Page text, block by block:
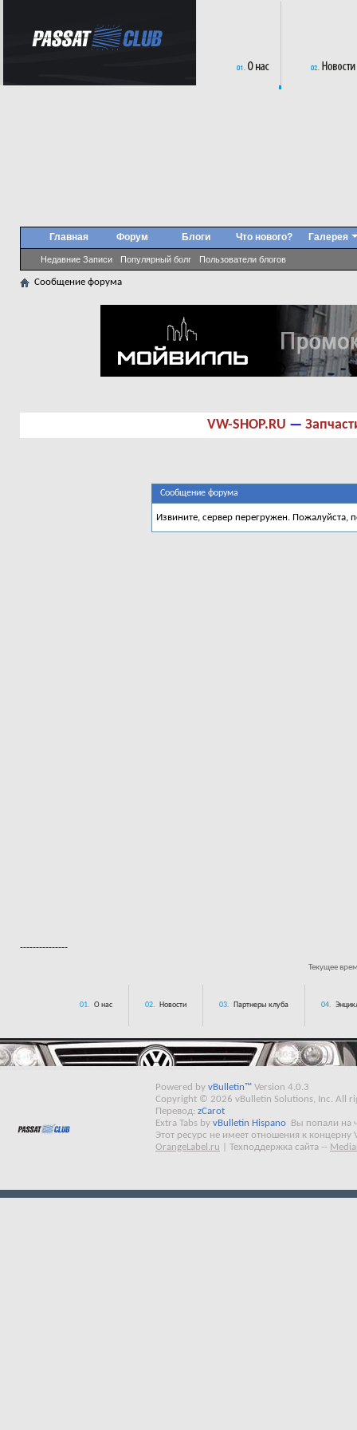
Главная Форум Блоги
Недавние Записи Популярный болг Пользователи блогов
Что нового? Галерея
Сообщение форума
VW-SHOP.RU —
Сообщение форума
Извините, сервер перегружен. Пожалуйста,
---------------
Текущее
01. О нас 02. Новости 03. Партнеры клуба 04.
Powered by vBulletin™ Version 4.0.3
Copyright © 2026 vBulletin Solutions, Inc. All
Перевод: zCarot
Extra Tabs by vBulletin Hispano
Вы попали на
Этот ресурс не имеет отношения к концерну
OrangeLabel.ru
Техподдержка сайта --